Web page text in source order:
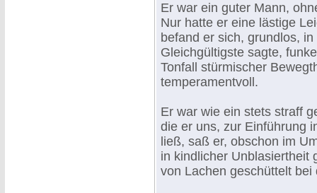
Er war ein guter Mann,
Nur hatte er eine lästige
befand er sich, grundlos,
Gleichgültigste sagte,
Tonfall stürmischer
temperamentvoll.
Er war wie ein stets straff
die er uns, zur Einführung
ließ, saß er, obschon im
in kindlicher Unblasiertheit
von Lachen geschüttelt